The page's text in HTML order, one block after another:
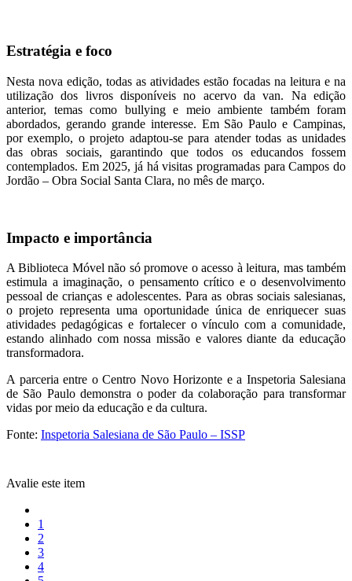
Estratégia e foco
Nesta nova edição, todas as atividades estão focadas na leitura e na
utilização dos livros disponíveis no acervo da van. Na edição
anterior, temas como bullying e meio ambiente também foram
abordados, gerando grande interesse. Em São Paulo e Campinas,
por exemplo, o projeto adaptou-se para atender todas as unidades
das obras sociais, garantindo que todos os educandos fossem
contemplados. Em 2025, já há visitas programadas para Campos do
Jordão – Obra Social Santa Clara, no mês de março.
Impacto e importância
A Biblioteca Móvel não só promove o acesso à leitura, mas também
estimula a imaginação, o pensamento crítico e o desenvolvimento
pessoal de crianças e adolescentes. Para as obras sociais salesianas,
o projeto representa uma oportunidade única de enriquecer suas
atividades pedagógicas e fortalecer o vínculo com a comunidade,
estando alinhado com nossa missão e valores diante da educação
transformadora.
A parceria entre o Centro Novo Horizonte e a Inspetoria Salesiana
de São Paulo demonstra o poder da colaboração para transformar
vidas por meio da educação e da cultura.
Fonte: Inspetoria Salesiana de São Paulo – ISSP
Avalie este item
1
2
3
4